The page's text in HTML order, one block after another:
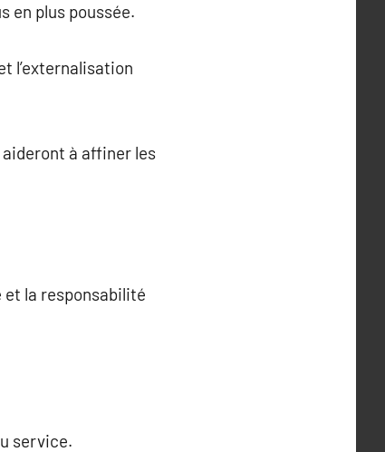
en plus poussée.
l’externalisation
à affiner les
et la responsabilité
service.